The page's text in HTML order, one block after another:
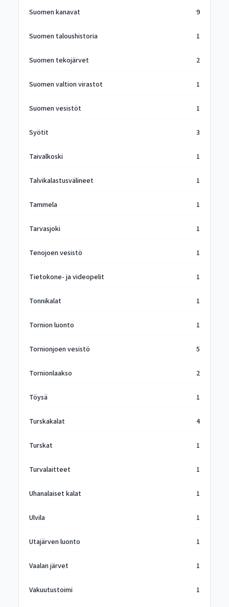
Suomen kanavat 9
Suomen taloushistoria 1
Suomen tekojärvet 2
Suomen valtion virastot 1
Suomen vesistöt 1
Syötit 3
Taivalkoski 1
Talvikalastusvälineet 1
Tammela 1
Tarvasjoki 1
Tenojoen vesistö 1
Tietokone- ja videopelit 1
Tonnikalat 1
Tornion luonto 1
Tornionjoen vesistö 5
Tornionlaakso 2
Töysä 1
Turskakalat 4
Turskat 1
Turvalaitteet 1
Uhanalaiset kalat 1
Ulvila 1
Utajärven luonto 1
Vaalan järvet 1
Vakuutustoimi 1